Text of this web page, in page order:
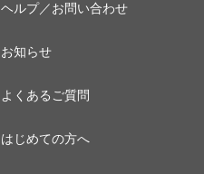
ヘルプ／お問い合わせ
お知らせ
よくあるご質問
はじめての方へ